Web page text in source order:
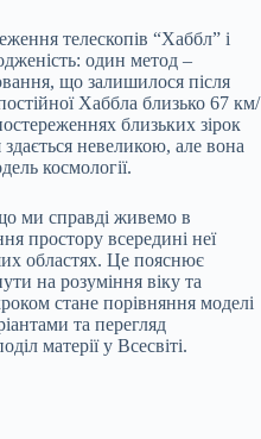
телескопів “Хаббл” і
один метод –
що залишилося після
Хаббла близько 67 км/
близьких зірок
невеликою, але вона
космології.
ми справді живемо в
простору всередині неї
областях. Це пояснює
на розуміння віку та
стане порівняння моделі
та перегляд
матерії у Всесвіті.